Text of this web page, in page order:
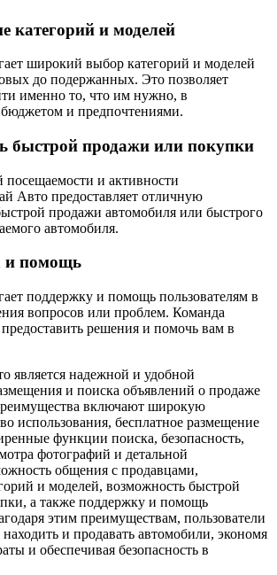
категорий и моделей
широкий выбор категорий и моделей
до подержанных. Это позволяет
именно то, что им нужно, в
бюджетом и предпочтениями.
быстрой продажи или покупки
посещаемости и активности
Авто предоставляет отличную
продажи автомобиля или быстрого
автомобиля.
и помощь
поддержку и помощь пользователям в
вопросов или проблем. Команда
решения и помочь вам в
является надежной и удобной
и поиска объявлений о продаже
включают широкую
использования, бесплатное размещение
функции поиска, безопасность,
фотографий и детальной
общения с продавцами,
и моделей, возможность быстрой
а также поддержку и помощь
этим преимуществам, пользователи
и продавать автомобили, экономя
и обеспечивая безопасность в